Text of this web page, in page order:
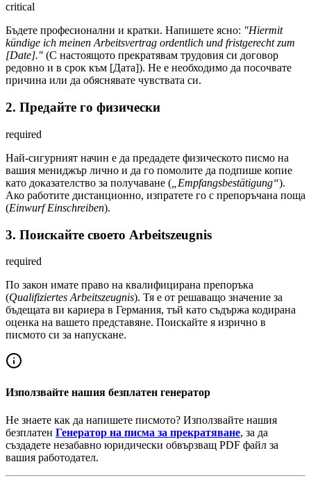
critical
Бъдете професионални и кратки. Напишете ясно: "Hiermit
kündige ich meinen Arbeitsvertrag ordentlich und fristgerecht zum
[Date]." (С настоящото прекратявам трудовия си договор
редовно и в срок към [Дата]). Не е необходимо да посочвате
причина или да обяснявате чувствата си.
2. Предайте го физически
required
Най-сигурният начин е да предадете физическото писмо на
вашия мениджър лично и да го помолите да подпише копие
като доказателство за получаване ( „Empfangsbestätigung“).
Ако работите дистанционно, изпратете го с препоръчана поща
(Einwurf Einschreiben).
3. Поискайте своето Arbeitszeugnis
required
По закон имате право на квалифицирана препоръка
(Qualifiziertes Arbeitszeugnis). Тя е от решаващо значение за
бъдещата ви кариера в Германия, тъй като съдържа кодирана
оценка на вашето представяне. Поискайте я изрично в
писмото си за напускане.
Използвайте нашия безплатен генератор
Не знаете как да напишете писмото? Използвайте нашия
безплатен Генератор на писма за прекратяване, за да
създадете незабавно юридически обвързващ PDF файл за
вашия работодател.